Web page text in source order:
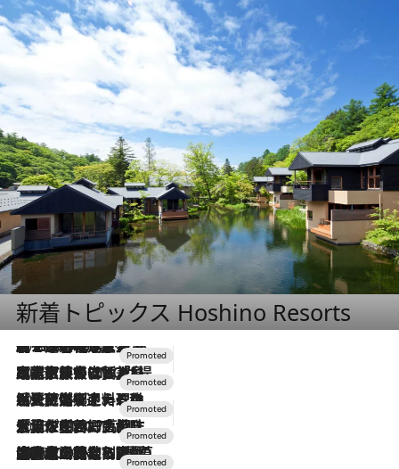
新着トピックス Hoshino Resorts
2026.8.7
【トンボの足水浴】ヒノキの香りに包まれて涼感マックス！約13℃の湧水かけ流しを避暑地「星野温泉 トンボの湯」で体験
2026.7.31
【ホテル帰省】という選択肢をOMOが提案。家族とほどよい距離を保つには「昼は実家、夜は気兼ねなくホテルで！」
2026.7.24
【夏限定ディナーコース】旬を迎える稚鮎や花ズッキーニなどをイタリア・トスカーナの郷土料理の手法で満喫！
2026.7.17
「土佐和ハーブかき氷」がOMO7高知に登場！生姜、山椒、大葉など目にも舌にも涼を呼ぶ郷土の味
2026.7.10
NEW OPEN！【界 草津】名湯の地に誕生。趣の異なる2種の温泉と上州ならではの会席・蕎麦割烹など美食を味わう究極の癒やし旅